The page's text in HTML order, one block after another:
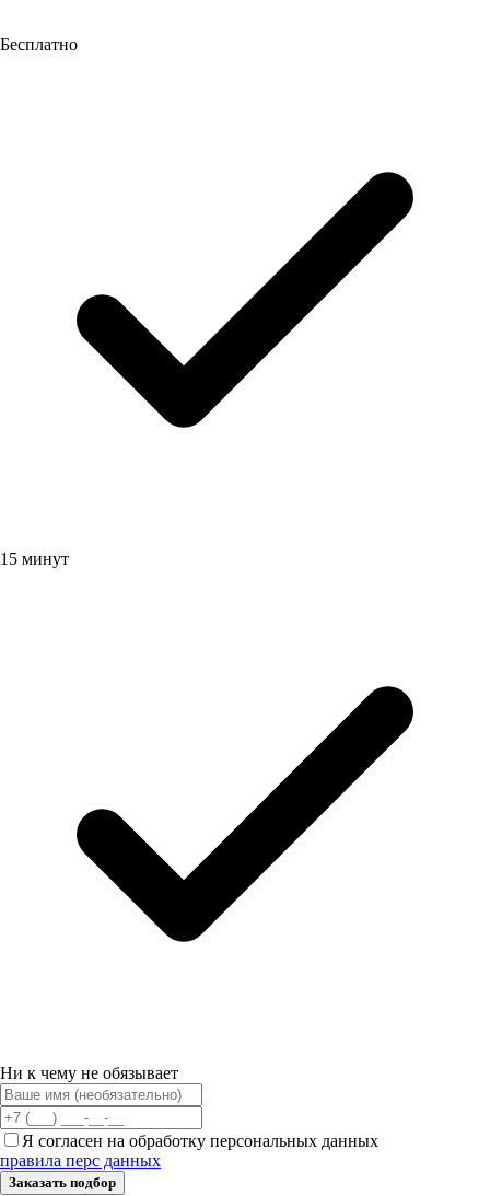
Бесплатно
15 минут
Ни к чему не обязывает
Я согласен на обработку персональных данных
правила перс данных
Заказать подбор